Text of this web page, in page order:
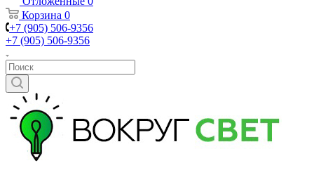
Корзина 0
+7 (905) 506-9356
+7 (905) 506-9356